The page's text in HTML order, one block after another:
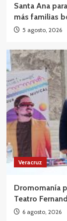
Santa Ana
más familias
5 agosto, 2026
Veracruz
Dromomanía
Teatro
6 agosto, 2026